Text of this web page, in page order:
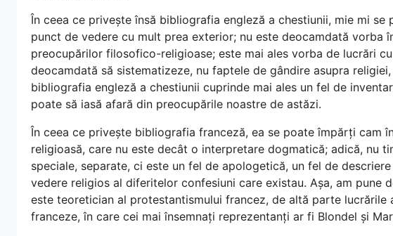
În ceea ce privește însă bibliografia engleză a chestiunii, mie mi
punct de vedere cu mult prea exterior; nu este deocamdată vorba
preocupărilor filosofico-religioase; este mai ales vorba de lucrări
deocamdată să sistematizeze, nu faptele de gândire asupra
bibliografia engleză a chestiunii cuprinde mai ales un fel de
poate să iasă afară din preocupările noastre de astăzi.
În ceea ce privește bibliografia franceză, ea se poate împărți cam
religioasă, care nu este decât o interpretare dogmatică; adică, nu
speciale, separate, ci este un fel de apologetică, un fel de
vedere religios al diferitelor confesiuni care existau. Așa, am pune
este teoretician al protestantismului francez, de altă parte lucrările
franceze, în care cei mai însemnați reprezentanți ar fi Blondel și